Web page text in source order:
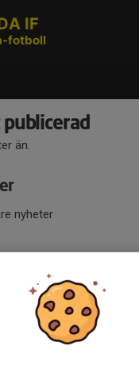
IF
fotboll
än.
nyheter